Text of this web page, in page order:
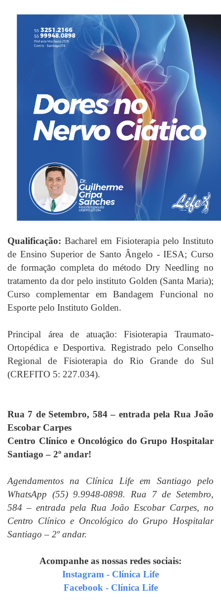
Qualificação:Bacharel em Fisioterapia pelo Instituto
de Ensino Superior de Santo Ângelo - IESA; Curso
de formação completa do método Dry Needling no
tratamento da dor pelo instituto Golden (Santa Maria);
Curso complementar em Bandagem Funcional no
Esporte pelo Instituto Golden.
Principal área de atuação: Fisioterapia Traumato-
Ortopédica e Desportiva. Registrado pelo Conselho
Regional de Fisioterapia do Rio Grande do Sul
(CREFITO 5: 227.034).
Rua 7 de Setembro, 584 – entrada pela Rua João
Escobar Carpes
Centro Clínico e Oncológico do Grupo Hospitalar
Santiago – 2º andar!
Agendamentos na Clínica Life em Santiago pelo
WhatsApp (55) 9.9948-0898. Rua 7 de Setembro,
584 – entrada pela Rua João Escobar Carpes, no
Centro Clínico e Oncológico do Grupo Hospitalar
Santiago – 2º andar.
Acompanhe as nossas redes sociais:
Instagram - Clínica Life
Facebook - Clínica Life